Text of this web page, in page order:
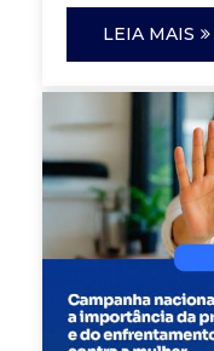
LEIA MAIS